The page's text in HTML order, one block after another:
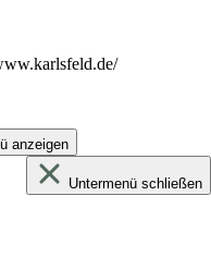
anzeigen
Untermenü schließen